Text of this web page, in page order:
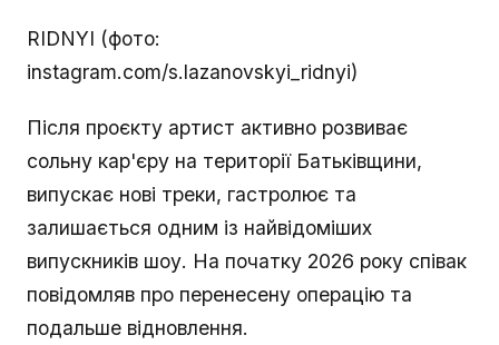
RIDNYI (фото:
instagram.com/s.lazanovskyi_ridnyi)
Після проєкту артист активно розвиває
сольну кар'єру на території Батьківщини,
випускає нові треки, гастролює та
залишається одним із найвідоміших
випускників шоу. На початку 2026 року співак
повідомляв про перенесену операцію та
подальше відновлення.